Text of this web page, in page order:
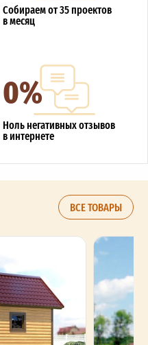
Собираем от 35 проектов
в месяц
0%
Ноль негативных отзывов
в интернете
ВСЕ ТОВАРЫ